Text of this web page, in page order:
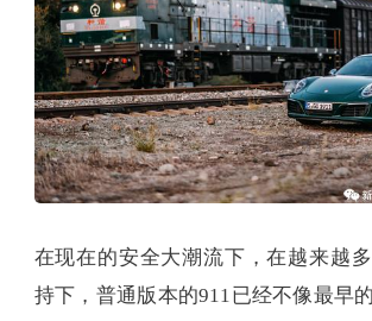
在现在的安全大潮流下，在越来越
持下，普通版本的911已经不像最早